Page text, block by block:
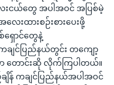
ေးငယ်တွေ အပါအဝင် အပြစ်မဲ့
းထားစဉ်းစားပေးဖို့
ရှောင်တွေနဲ့
ချင်ပြည်နယ်တွင်း တကျော့
ာ တောင်းဆို လိုက်ကြပါတယ်။
ချိန် ကချင်ပြည်နယ်အပါအဝင်